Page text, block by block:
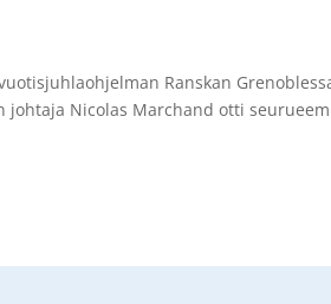
Ranskan
Nicolas Marchand otti